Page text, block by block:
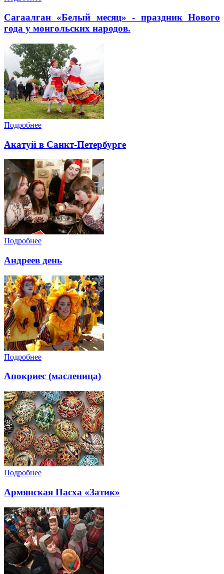
Cагаалган «Белый месяц» - праздник Нового
года у монгольских народов.
Подробнее
Акатуй в Санкт-Петербурге
Подробнее
Андреев день
Подробнее
Апокриес (масленица)
Подробнее
Армянская Пасха «Затик»